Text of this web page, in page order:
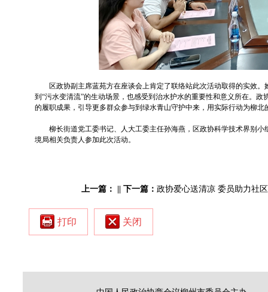
区政协副主席蓝苑方在座谈会上肯定了联络站此次活动取得的实效
到“污水变清流”的生动场景，也感受到治水护水的重要性和意义所在。
的履职成果，引导更多群众参与到绿水青山守护中来，用实际行动为柳
柳长街道党工委书记、人大工委主任孙海燕，区政协科学技术界别
境局相关负责人参加此次活动。
上一篇： || 下一篇： 政协爱心送清凉 委员助力社
打印 关闭